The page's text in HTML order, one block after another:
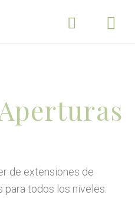
de extensiones de
para todos los niveles.